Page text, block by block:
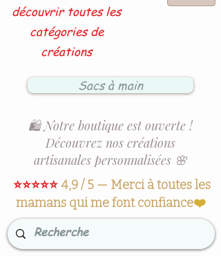
découvrir toutes les
catégories de
créations
Sacs à main
🛍️ Notre boutique est ouverte !
Découvrez nos créations
artisanales personnalisées 🌸
⭐⭐⭐⭐⭐4,9 / 5 — Merci à toutes les
mamans qui me font confiance❤️